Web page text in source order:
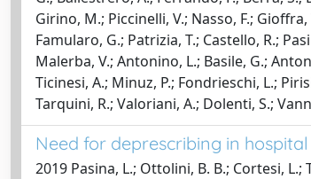
Girino, M.; Piccinelli, V.; Nasso, F.;
Famularo, G.; Patrizia, T.; Castello, R.;
Malerba, V.; Antonino, L.; Basile, G.;
Ticinesi, A.; Minuz, P.; Fondrieschi, L.;
Tarquini, R.; Valoriani, A.; Dolenti, S.;
Need for deprescribing in
2019 Pasina, L.; Ottolini, B. B.; Cortesi,